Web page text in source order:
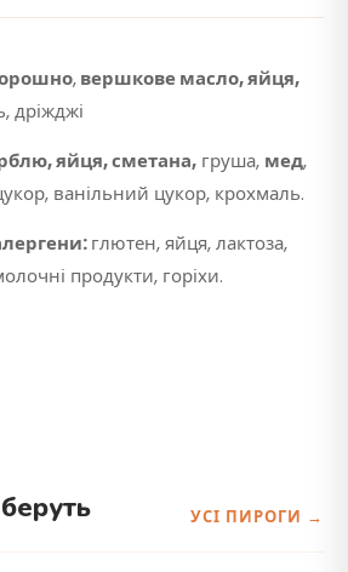
,вершкове масло, яйця,
дріжджі
яйця, сметана, груша, мед,
ванільний цукор, крохмаль.
глютен, яйця, лактоза,
продукти, горіхи.
УСІ ПИРОГИ →